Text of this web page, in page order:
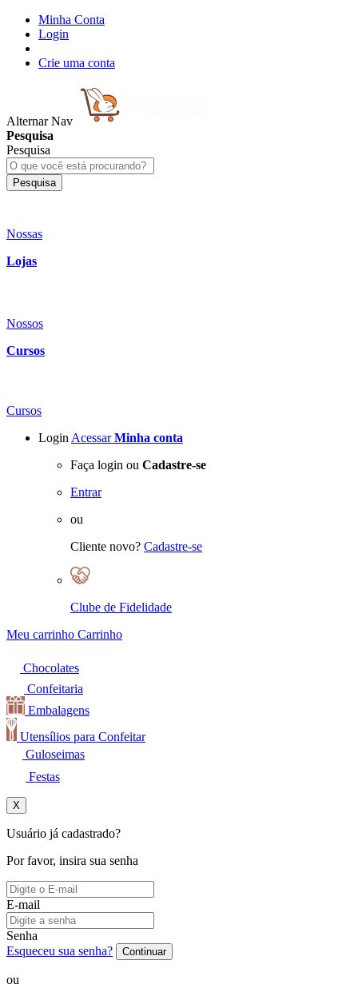
Minha Conta
Login
Crie uma conta
Alternar Nav
Pesquisa
Pesquisa
Pesquisa
Nossas
Lojas
Nossos
Cursos
Cursos
Login Acessar Minha conta
Faça login ou Cadastre-se
Entrar
ou
Cliente novo? Cadastre-se
Clube de Fidelidade
Meu carrinho Carrinho
Chocolates
Confeitaria
Embalagens
Utensílios para Confeitar
Guloseimas
Festas
X
Usuário já cadastrado?
Por favor, insira sua senha
E-mail
Senha
Esqueceu sua senha?
Continuar
ou